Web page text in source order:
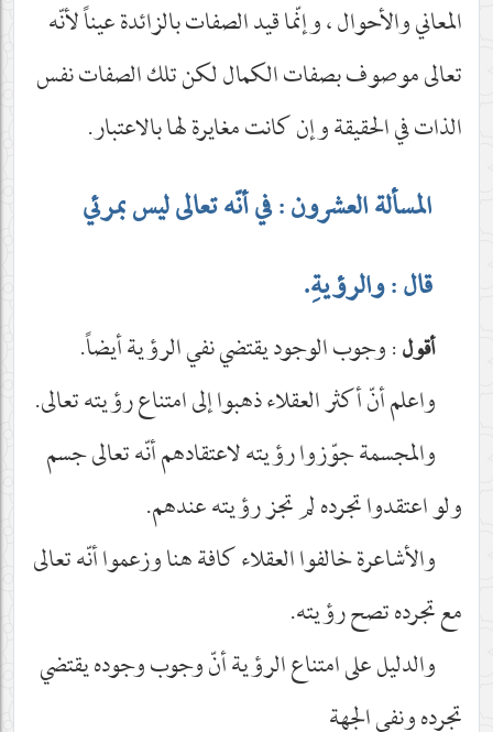
المعاني والأحوال ، وإنّما قيد الصفات بالزائدة عيناً لأنّه
تعالى موصوف بصفات الكمال لكن تلك الصفات نفس
الذات في الحقيقة وإن كانت مغايرة لها بالاعتبار.
المسألة العشرون : في أنّه تعالى ليس بمرئي
قال : والرؤيةِ.
أقول: وجوب الوجود يقتضي نفي الرؤية أيضاً.
واعلم أنّ أكثر العقلاء ذهبوا إلى امتناع رؤيته تعالى.
والمجسمة جوّزوا رؤيته لاعتقادهم أنّه تعالى جسم
ولو اعتقدوا تجرده لم تجز رؤيته عندهم.
والأشاعرة خالفوا العقلاء كافة هنا وزعموا أنّه تعالى
مع تجرده تصح رؤيته.
والدليل على امتناع الرؤية أنّ وجوب وجوده يقتضي